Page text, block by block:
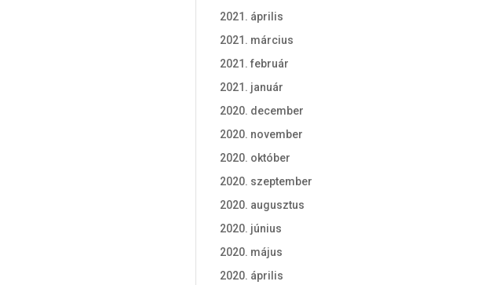
2021. április
2021. március
2021. február
2021. január
2020. december
2020. november
2020. október
2020. szeptember
2020. augusztus
2020. június
2020. május
2020. április